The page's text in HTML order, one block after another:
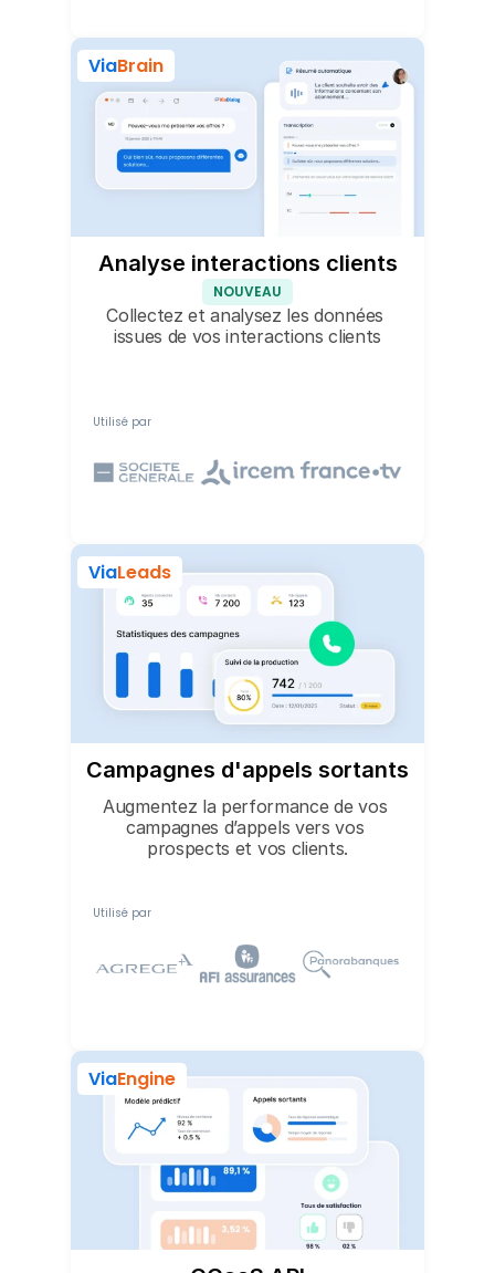
ViaBrain
Analyse interactions clients
NOUVEAU
Collectez et analysez les données
issues de vos interactions clients
Utilisé par
ViaLeads
Campagnes d'appels sortants
Augmentez la performance de vos
campagnes d’appels vers vos
prospects et vos clients.
Utilisé par
ViaEngine